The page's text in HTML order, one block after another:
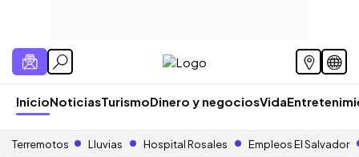
InicioNoticiasTurismoDinero y negociosVida
Terremotos Lluvias Hospital Rosales Empleos El Salvador